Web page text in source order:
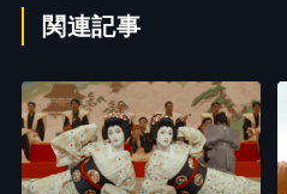
関連記事